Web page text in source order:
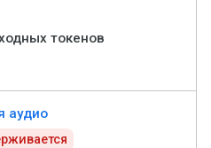
токенов
аудио